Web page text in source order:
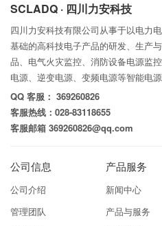
SCLADQ · 四川力安科技
四川力安科技有限公司从事于以电力
基础的高科技电子产品的研发、生产
品、电气火灾监控、消防设备电源监
电源、逆变电源、变频电源等智能电源
QQ 客服： 369260826
客服热线：028-83118655
客服邮箱 369260826@qq.com
公司信息
公司介绍
管理团队
产品服务
新闻中心
产品与服务